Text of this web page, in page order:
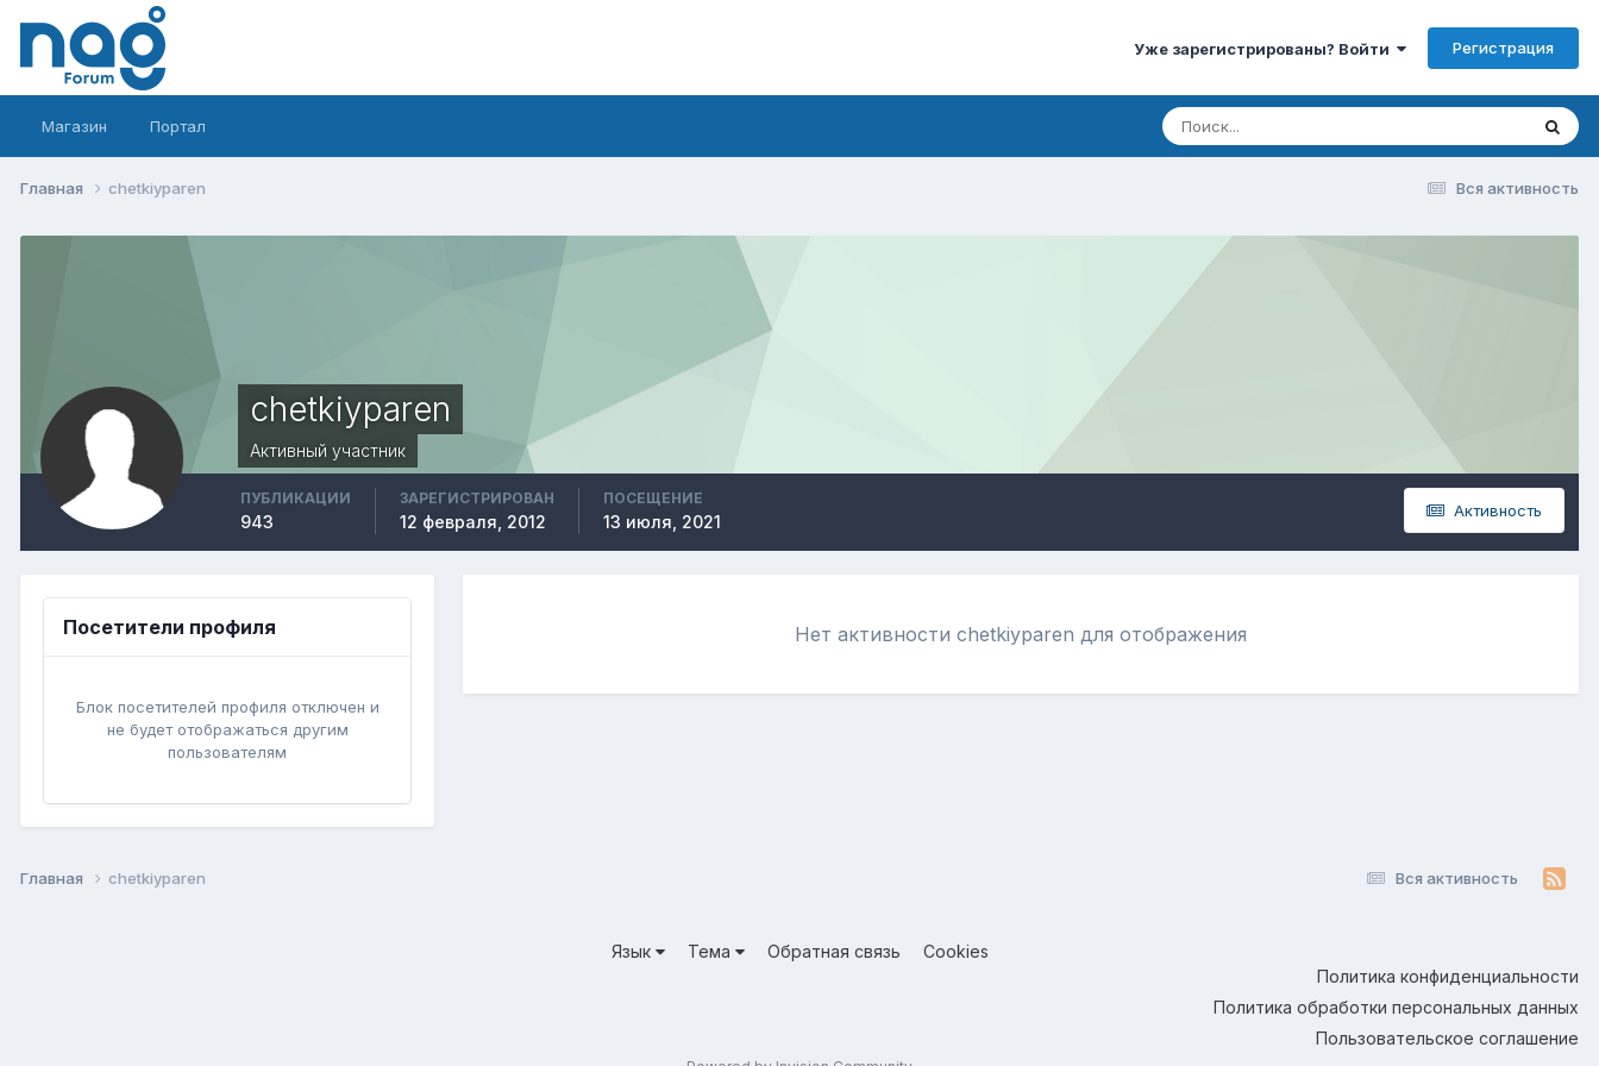
Уже зарегистрированы? Войти Регистрация
Магазин Портал
Вся активность
Главная chetkiyparen
chetkiyparen
Активный участник
Активность
ПУБЛИКАЦИИ
943
ЗАРЕГИСТРИРОВАН
12 февраля, 2012
ПОСЕЩЕНИЕ
13 июля, 2021
Посетители профиля
Блок посетителей профиля отключен и
не будет отображаться другим
пользователям
Нет активности chetkiyparen для отображения
Вся активность
Главная chetkiyparen
Язык Тема Обратная связь
Cookies
Политика конфиденциальности
Политика обработки персональных данных
Пользовательское соглашение